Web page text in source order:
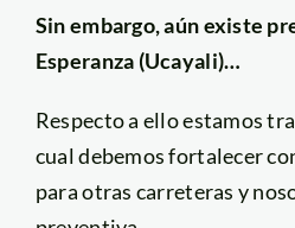
Sin embargo, aún existe
Esperanza (Ucayali)…
Respecto a ello estamos
cual debemos fortalecer
para otras carreteras y